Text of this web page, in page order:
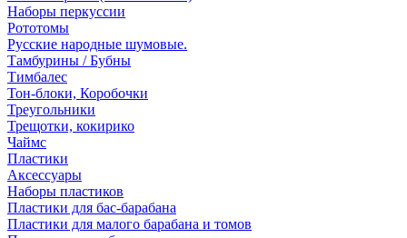
Наборы перкуссии
Рототомы
Русские народные шумовые.
Тамбурины / Бубны
Тимбалес
Тон-блоки, Коробочки
Треугольники
Трещотки, кокирико
Чаймс
Пластики
Аксессуары
Наборы пластиков
Пластики для бас-барабана
Пластики для малого барабана и томов